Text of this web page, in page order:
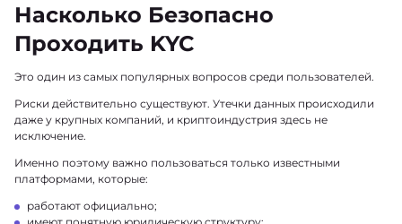
Насколько Безопасно
Проходить KYC
Это один из самых популярных вопросов среди пользователей.
Риски действительно существуют. Утечки данных происходили
даже у крупных компаний, и криптоиндустрия здесь не
исключение.
Именно поэтому важно пользоваться только известными
платформами, которые:
работают официально;